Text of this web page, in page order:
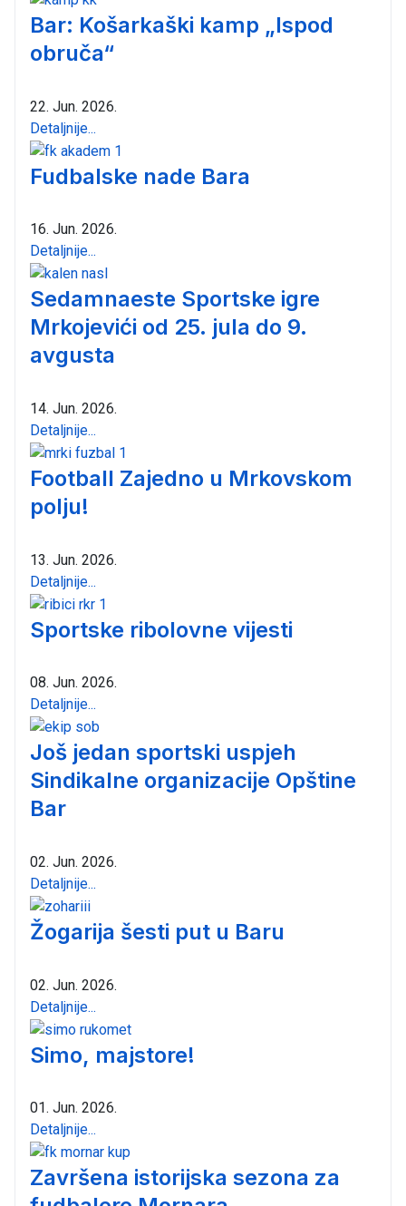
Bar: Košarkaški kamp „Ispod
obruča“
22. Jun. 2026.
Detaljnije...
Fudbalske nade Bara
16. Jun. 2026.
Detaljnije...
Sedamnaeste Sportske igre
Mrkojevići od 25. jula do 9.
avgusta
14. Jun. 2026.
Detaljnije...
Football Zajedno u Mrkovskom
polju!
13. Jun. 2026.
Detaljnije...
Sportske ribolovne vijesti
08. Jun. 2026.
Detaljnije...
Još jedan sportski uspjeh
Sindikalne organizacije Opštine
Bar
02. Jun. 2026.
Detaljnije...
Žogarija šesti put u Baru
02. Jun. 2026.
Detaljnije...
Simo, majstore!
01. Jun. 2026.
Detaljnije...
Završena istorijska sezona za